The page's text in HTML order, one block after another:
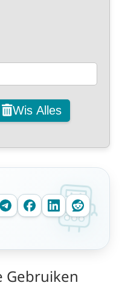
Wis Alles
Gebruiken